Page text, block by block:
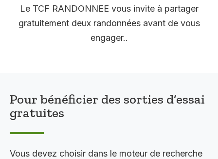
Le TCF RANDONNEE vous invite à partager
gratuitement deux randonnées avant de vous
engager..
Pour bénéficier des sorties d’essai
gratuites
Vous devez choisir dans le moteur de recherche